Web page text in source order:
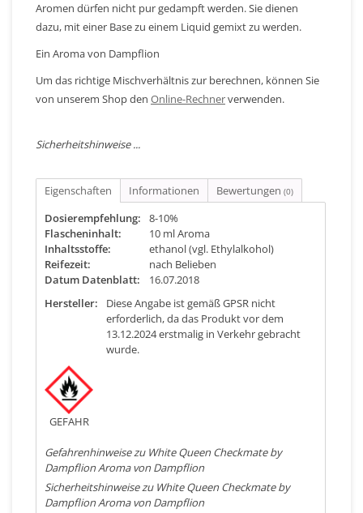
Aromen dürfen nicht pur gedampft werden. Sie dienen
dazu, mit einer Base zu einem Liquid gemixt zu werden.
Ein Aroma von Dampflion
Um das richtige Mischverhältnis zur berechnen, können Sie
von unserem Shop den Online-Rechnerverwenden.
Sicherheitshinweise ...
Eigenschaften Informationen Bewertungen (0)
Dosierempfehlung:
8-10%
Flascheninhalt:
10 ml Aroma
Inhaltsstoffe:
ethanol (vgl. Ethylalkohol)
Reifezeit:
nach Belieben
Datum Datenblatt:
16.07.2018
Hersteller:
Diese Angabe ist gemäß GPSR nicht
erforderlich, da das Produkt vor dem
13.12.2024 erstmalig in Verkehr gebracht
wurde.
GEFAHR
Gefahrenhinweise zu White Queen Checkmate by
Dampflion Aroma von Dampflion
Sicherheitshinweise zu White Queen Checkmate by
Dampflion Aroma von Dampflion